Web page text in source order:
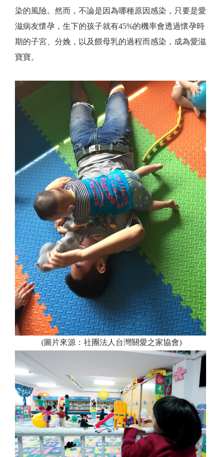
染的風險。然而，不論是因為哪種原因感染，只要是愛
滋病友懷孕，生下的孩子就有45%的機率會透過懷孕時
期的子宮、分娩，以及餵母乳的過程而感染，成為愛滋
寶寶。
(圖片來源：社團法人台灣關愛之家協會)